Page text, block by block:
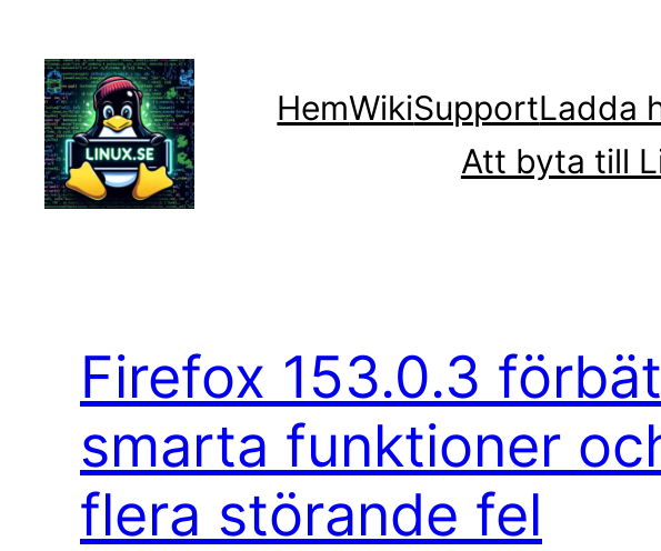
innehåll
HemWikiSupportLadda
Att byta till
Firefox 153.0.3
smarta funktioner
flera störande fel